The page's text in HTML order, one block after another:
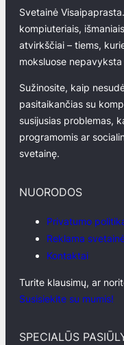
Svetainė
kompiuteriais,
atvirkščiai – tiems,
moksluose
Sužinosite, kaip
pasitaikančias su
susijusias problemas,
programomis ar
svetainę.
NUORODOS
Privatumo
Reklama
Kontaktai
Turite klausimų, ar
Susisiekite su mumis!
SPECIALŪS